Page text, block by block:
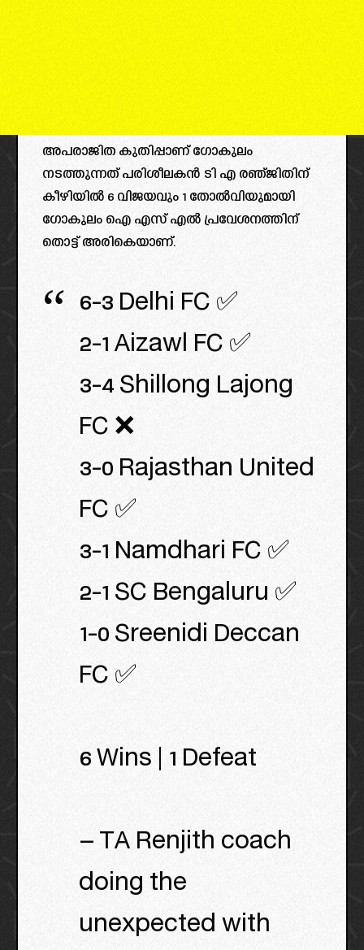
അപരാജിത കുതിപ്പാണ് ഗോകുലം
നടത്തുന്നത് പരിശീലകൻ ടി എ രഞ്ജിതിന്
കീഴിയിൽ 6 വിജയവും 1 തോൽവിയുമായി
ഗോകുലം ഐ എസ് എൽ പ്രവേശനത്തിന്
തൊട്ട് അരികെയാണ്.
6-3 Delhi FC ✅
2-1 Aizawl FC ✅
3-4 Shillong Lajong
FC ❌
3-0 Rajasthan United
FC ✅
3-1 Namdhari FC ✅
2-1 SC Bengaluru ✅
1-0 Sreenidi Deccan
FC ✅
6 Wins | 1 Defeat
– TA Renjith coach
doing the
unexpected with